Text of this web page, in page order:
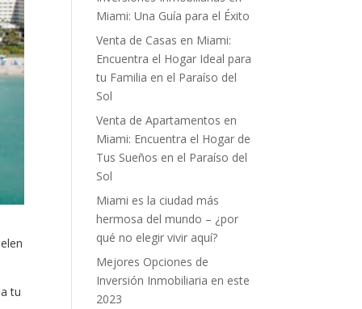
tu
Miami: Una Guía para el Éxito
Venta de Casas en Miami:
Encuentra el Hogar Ideal para
tu Familia en el Paraíso del
Sol
Venta de Apartamentos en
Miami: Encuentra el Hogar de
Tus Sueños en el Paraíso del
Sol
Miami es la ciudad más
hermosa del mundo – ¿por
qué no elegir vivir aquí?
Mejores Opciones de
Inversión Inmobiliaria en este
2023